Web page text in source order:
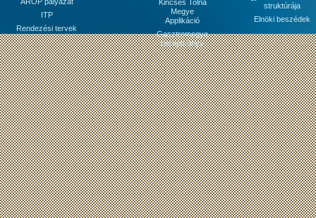
ITP
Rendezési tervek
Kincses Tolna
Megye
Applikáció
Gasztromegye
receptkönyv
struktúrája
Elnöki beszédek